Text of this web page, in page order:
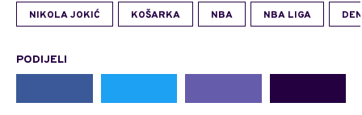
NIKOLA JOKIĆ KOŠARKA NBA NBA LIGA
PODIJELI